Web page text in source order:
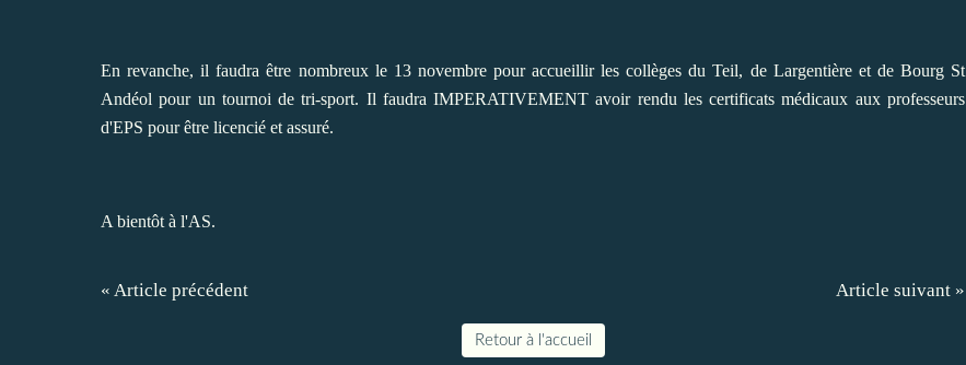
En revanche, il faudra être nombreux le 13 novembre pour accueillir les collèges du Teil, de Largentière et de Bourg St
Andéol pour un tournoi de tri-sport. Il faudra IMPERATIVEMENT avoir rendu les certificats médicaux aux professeurs
d'EPS pour être licencié et assuré.
A bientôt à l'AS.
« Article précédent Article suivant »
Retour à l'accueil